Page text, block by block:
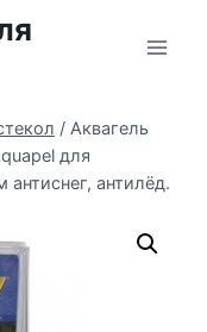
/ Аквагель
для
антилёд.